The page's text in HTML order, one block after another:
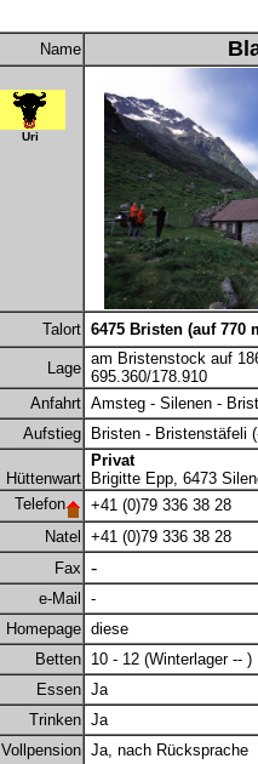
Name
Uri
Talort 6475 Bristen (auf 770
Lage
am Bristenstock auf
695.360/178.910
Anfahrt Amsteg - Silenen -
Aufstieg
Bristen - Bristenstäfeli
Hüttenwart
Privat
Brigitte Epp, 6473
Telefon
+41 (0)79 336 38 28
Natel
+41 (0)79 336 38 28
Fax -
e-Mail
-
Homepage diese
Betten 10 - 12 (Winterlager -- )
Essen Ja
Trinken Ja
Vollpension Ja, nach Rücksprache